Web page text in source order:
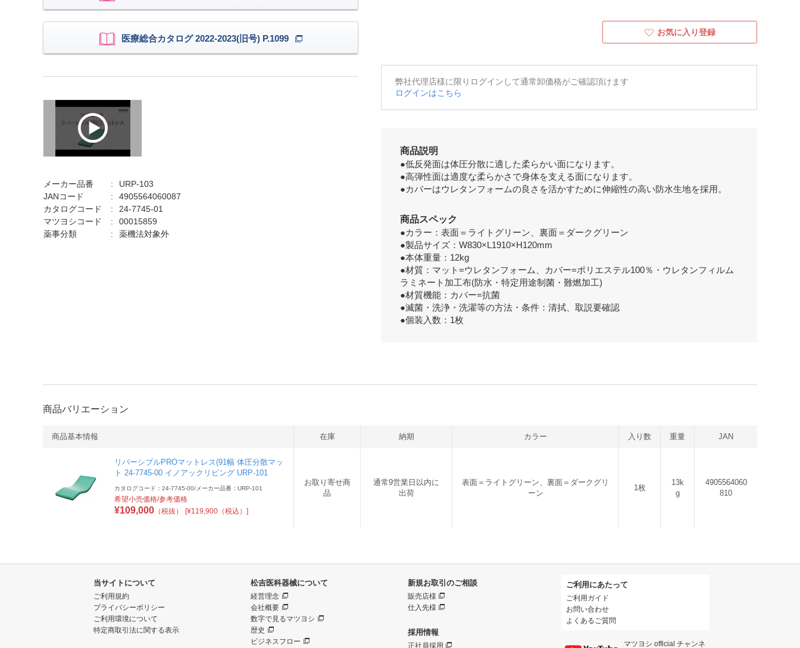
医療総合カタログ 2022-2023(旧号) P.1099
メーカー品番
URP-103
JANコード
4905564060087
カタログコード
24-7745-01
マツヨシコード
00015859
薬事分類
薬機法対象外
お気に入り登録
弊社代理店様に限りログインして通常卸価格がご確認頂けます
ログインはこちら
商品説明
●低反発面は体圧分散に適した柔らかい面になります。
●高弾性面は適度な柔らかさで身体を支える面になります。
●カバーはウレタンフォームの良さを活かすために伸縮性の高い防水生地を採用。
商品スペック
●カラー：表面＝ライトグリーン、裏面＝ダークグリーン
●製品サイズ：W830×L1910×H120mm
●本体重量：12kg
●材質：マット=ウレタンフォーム、カバー=ポリエステル100％・ウレタンフィルム
ラミネート加工布(防水・特定用途制菌・難燃加工)
●材質機能：カバー=抗菌
●滅菌・洗浄・洗濯等の方法・条件：清拭、取説要確認
●個装入数：1枚
商品バリエーション
商品基本情報 在庫 納期 カラー 入り数 重量 JAN
リバーシブルPROマットレス(91幅 体圧分散マッ
ト 24-7745-00 イノアックリビング URP-101
カタログコード：24-7745-00/ メーカー品番：URP-101
希望小売価格/参考価格
¥109,000 （税抜） [¥119,900（税込）]
お取り寄せ商
品
通常9営業日以内に
出荷
表面＝ライトグリーン、裏面＝ダークグリ
ーン
1枚
13k
g
4905564060
810
当サイトについて
ご利用規約
プライバシーポリシー
ご利用環境について
特定商取引法に関する表示
松吉医科器械について
経営理念
会社概要
数字で見るマツヨシ
歴史
ビジネスフロー
新規お取引のご相談
販売店様
仕入先様
採用情報
正社員採用
ご利用にあたって
ご利用ガイド
お問い合わせ
よくあるご質問
マツヨシ official チャンネ